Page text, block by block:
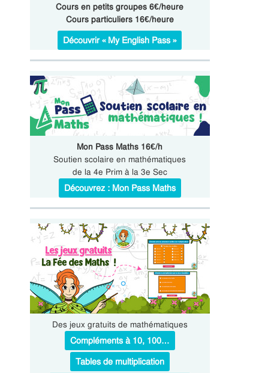
Cours en petits groupes 6€/heure
Cours particuliers 16€/heure
Découvrir « My English Pass »
Mon Pass Maths 16€/h
Soutien scolaire en mathématiques
de la 4e Prim à la 3e Sec
Découvrez : Mon Pass Maths
Des jeux gratuits de mathématiques
Compléments à 10, 100…
Tables de multiplication